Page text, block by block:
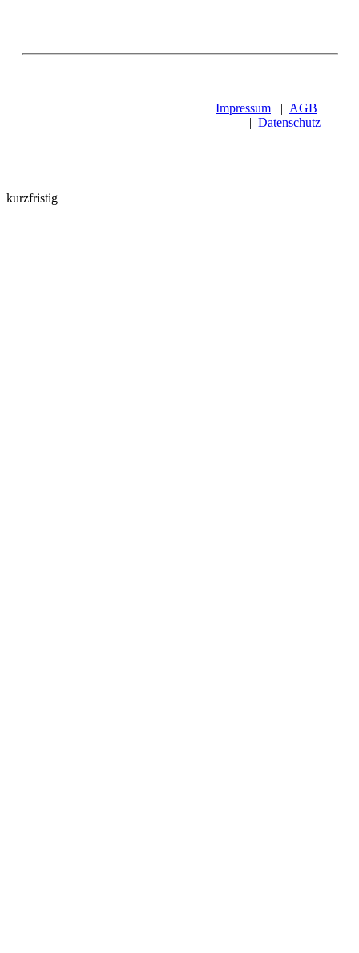
Impressum | AGB
| Datenschutz
kurzfristig